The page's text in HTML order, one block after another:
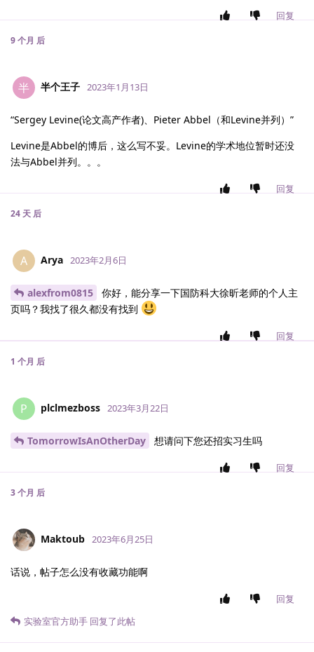
回复
9 个月 后
半 半个王子 2023年1月13日
“Sergey Levine(论文高产作者)、Pieter Abbel（和Levine并列）”
Levine是Abbel的博后，这么写不妥。Levine的学术地位暂时还没
法与Abbel并列。。。
回复
24 天 后
A Arya 2023年2月6日
alexfrom0815
你好，能分享一下国防科大徐昕老师的个人主
页吗？我找了很久都没有找到
回复
1 个月 后
P plclmezboss 2023年3月22日
TomorrowIsAnOtherDay 想请问下您还招实习生吗
回复
3 个月 后
Maktoub 2023年6月25日
话说，帖子怎么没有收藏功能啊
回复
实验室官方助手 回复了此帖